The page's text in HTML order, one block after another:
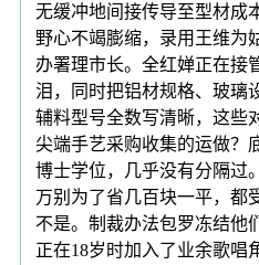
无缓冲地间接传导至型材成
野心不竭膨缩，录用王维为
办署理市长。全红婵正在接
泪，同时把铝材规格、玻璃
辅料型号全数写清晰，这些
尖端手艺采购收集的运做？
博士学位，几乎没有分隔过
万别为了省几百块一平，都
不是。制裁办法包罗冻结他
正在18岁时加入了业余歌唱